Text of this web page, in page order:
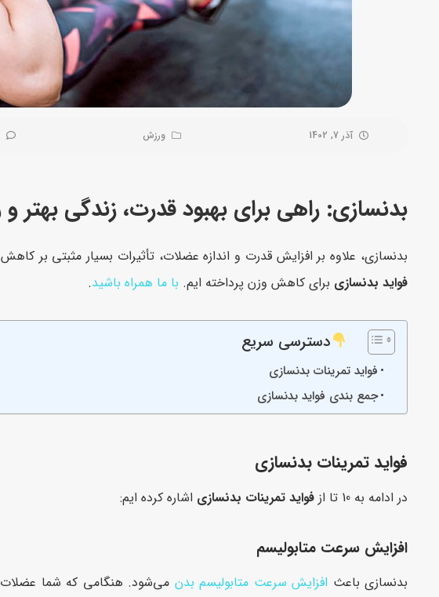
آذر 7, 1402 ورزش
بدنسازی: راهی برای بهبود قدرت، زندگی بهتر
بدنسازی، علاوه بر افزایش قدرت و اندازه عضلات، تأثیرات بسیار مثبتی بر
فواید بدنسازی برای کاهش وزن پرداخته ایم. با ما همراه باشید.
دسترسی سریع
فواید تمرینات بدنسازی
جمع بندی فواید بدنسازی
فواید تمرینات بدنسازی
در ادامه به 10 تا از فواید تمرینات بدنسازی اشاره کرده ایم:
افزایش سرعت متابولیسم
بدنسازی باعث افزایش سرعت متابولیسم بدن می‌شود. هنگامی که شما عضلات